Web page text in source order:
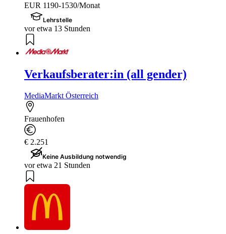
EUR 1190-1530/Monat
Lehrstelle
vor etwa 13 Stunden
Verkaufsberater:in (all gender)
MediaMarkt Österreich
Frauenhofen
€ 2.251
Keine Ausbildung notwendig
vor etwa 21 Stunden